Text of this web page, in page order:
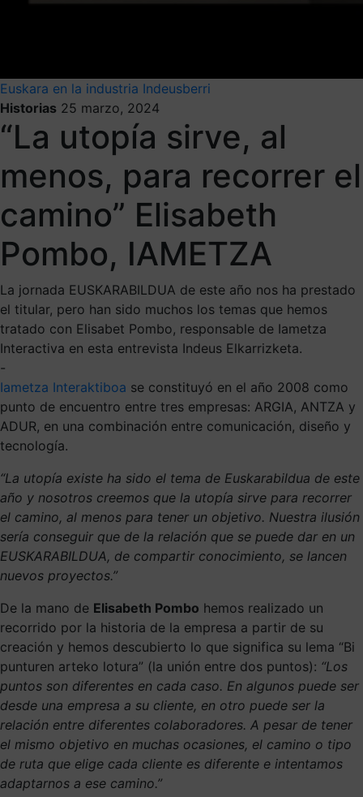
Euskara en la industria Indeusberri
Historias 25 marzo, 2024
“La utopía sirve, al
menos, para recorrer el
camino” Elisabeth
Pombo, IAMETZA
La jornada EUSKARABILDUA de este año nos ha prestado
el titular, pero han sido muchos los temas que hemos
tratado con Elisabet Pombo, responsable de Iametza
Interactiva en esta entrevista Indeus Elkarrizketa.
-
Iametza Interaktiboa se constituyó en el año 2008 como
punto de encuentro entre tres empresas: ARGIA, ANTZA y
ADUR, en una combinación entre comunicación, diseño y
tecnología.
“La utopía existe ha sido el tema de Euskarabildua de este
año y nosotros creemos que la utopía sirve para recorrer
el camino, al menos para tener un objetivo. Nuestra ilusión
sería conseguir que de la relación que se puede dar en un
EUSKARABILDUA, de compartir conocimiento, se lancen
nuevos proyectos.”
De la mano de Elisabeth Pombo hemos realizado un
recorrido por la historia de la empresa a partir de su
creación y hemos descubierto lo que significa su lema “Bi
punturen arteko lotura” (la unión entre dos puntos): “Los
puntos son diferentes en cada caso. En algunos puede ser
desde una empresa a su cliente, en otro puede ser la
relación entre diferentes colaboradores. A pesar de tener
el mismo objetivo en muchas ocasiones, el camino o tipo
de ruta que elige cada cliente es diferente e intentamos
adaptarnos a ese camino.”